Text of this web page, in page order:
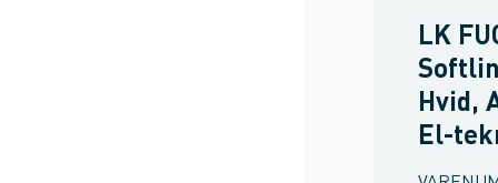
LK
Hvid,
El-